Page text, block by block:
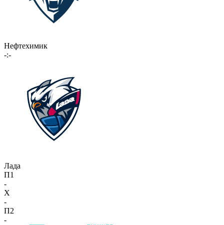
Нефтехимик
-:-
Лада
П1
-
X
-
П2
-